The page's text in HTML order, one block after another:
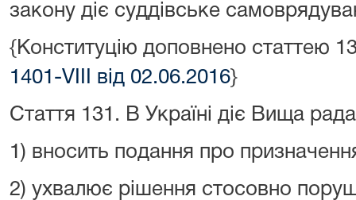
закону діє суддівське
{Конституцію доповнено статтею
1401-VIII від 02.06.2016}
Стаття 131. В Україні діє Вища
1) вносить подання про
2) ухвалює рішення стосовно